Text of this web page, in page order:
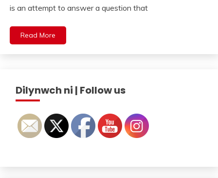
is an attempt to answer a question that
Read More
Dilynwch ni | Follow us